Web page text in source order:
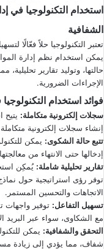
استخدام التكنولوجيا في
الشفافية
تعتبر التكنولوجيا حلاً فعّالًا
يمكن استخدام نظم إدارة
حالتها، وتوليد تقارير
الإجراءات الضرورية.
فوائد استخدام
سجلات إلكترونية متكاملة: يتيح
إنشاء سجلات إلكترونية
تتبع حالة الشكوى: يمكن
إدخالها حتى الانتهاء من
تقارير تحليلية شاملة: يُمكِن
توفر رؤى استراتيجية حول
الاتجاهات والتحسين المستمر.
تسهيل التفاعل: توفير واجهات
مع الشكاوى، سواء عبر البريد
التحقق والشفافية: يمكن
شفاف، مما يؤدي إلى زيادة